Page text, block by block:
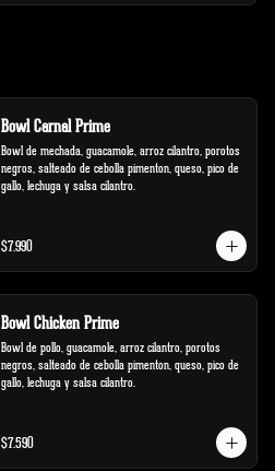
Bowl Carnal Prime
Bowl de mechada, guacamole, arroz cilantro, porotos
negros, salteado de cebolla pimenton, queso, pico de
gallo, lechuga y salsa cilantro.
$7.990
Bowl Chicken Prime
Bowl de pollo, guacamole, arroz cilantro, porotos
negros, salteado de cebolla pimenton, queso, pico de
gallo, lechuga y salsa cilantro.
$7.590